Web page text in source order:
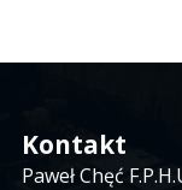
Kontakt
Paweł Chęć